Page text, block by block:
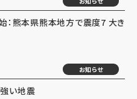
：熊本県熊本地方で震度7 大き
お知らせ
い地震